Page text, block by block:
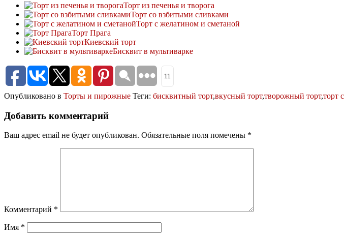
Торт из печенья и творога
Торт со взбитыми сливками
Торт с желатином и сметаной
Торт Прага
Киевский торт
Бисквит в мультиварке
11
Опубликовано в Торты и пирожные Теги: бисквитный торт,вкусный торт,творожный торт,торт
Добавить комментарий
Ваш адрес email не будет опубликован. Обязательные поля помечены *
Комментарий *
Имя *